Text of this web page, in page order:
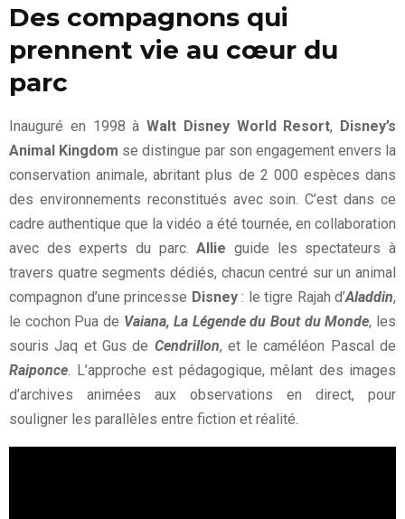
Des compagnons qui
prennent vie au cœur du
parc
Inauguré en 1998 à Walt Disney World Resort, Disney’s
Animal Kingdom se distingue par son engagement envers la
conservation animale, abritant plus de 2 000 espèces dans
des environnements reconstitués avec soin. C’est dans ce
cadre authentique que la vidéo a été tournée, en collaboration
avec des experts du parc.Allie guide les spectateurs à
travers quatre segments dédiés, chacun centré sur un animal
compagnon d’une princesse Disney: le tigre Rajah d’Aladdin,
le cochon Pua de Vaiana, La Légende du Bout du Monde, les
souris Jaq et Gus de Cendrillon, et le caméléon Pascal de
Raiponce . L’approche est pédagogique, mêlant des images
d’archives animées aux observations en direct, pour
souligner les parallèles entre fiction et réalité.